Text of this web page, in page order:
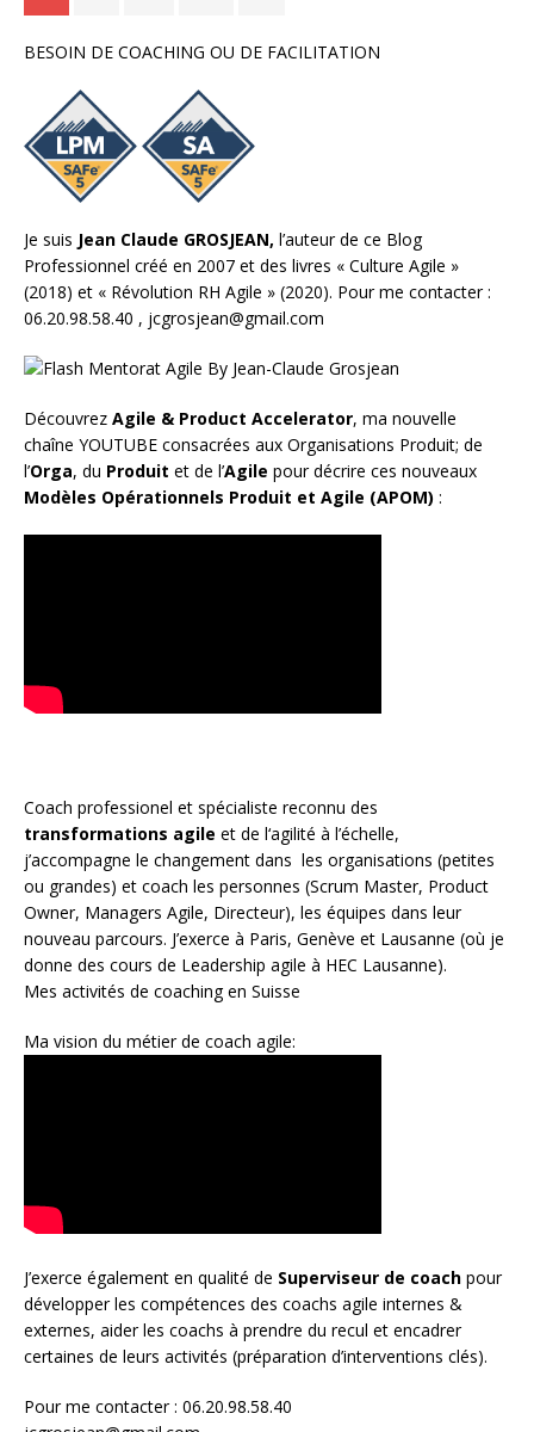
BESOIN DE COACHING OU DE FACILITATION
Je suis Jean Claude GROSJEAN, l’auteur de ce Blog
Professionnel créé en 2007 et des livres « Culture Agile »
(2018) et « Révolution RH Agile » (2020). Pour me contacter :
06.20.98.58.40 , jcgrosjean@gmail.com
Découvrez Agile & Product Accelerator, ma nouvelle
chaîne YOUTUBE consacrées aux Organisations Produit; de
l’Orga, du Produit et de l’Agile pour décrire ces nouveaux
Modèles Opérationnels Produit et Agile (APOM) :
Coach professionel et spécialiste reconnu des
transformations agile et de l‘agilité à l’échelle,
j’accompagne le changement dans les organisations (petites
ou grandes) et coach les personnes (Scrum Master, Product
Owner, Managers Agile, Directeur), les équipes dans leur
nouveau parcours. J’exerce à Paris, Genève et Lausanne (où je
donne des cours de Leadership agile à HEC Lausanne).
Mes activités de coaching en Suisse
Ma vision du métier de coach agile:
J’exerce également en qualité de Superviseur de coach pour
développer les compétences des coachs agile internes &
externes, aider les coachs à prendre du recul et encadrer
certaines de leurs activités (préparation d’interventions clés).
Pour me contacter : 06.20.98.58.40